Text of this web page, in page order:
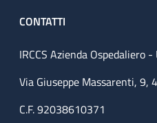
CONTATTI
IRCCS Azienda Ospedaliero
Via Giuseppe Massarenti, 9,
C.F. 92038610371